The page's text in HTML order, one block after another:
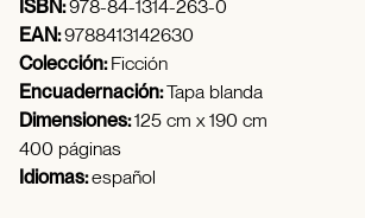
ISBN:978-84-1314-263-0
EAN:9788413142630
Colección:Ficción
Encuadernación:Tapa blanda
Dimensiones:125 cm x 190 cm
400 páginas
Idiomas:español